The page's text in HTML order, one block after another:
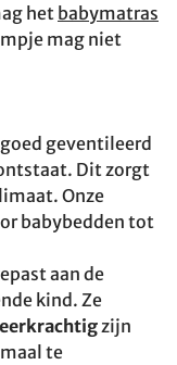
het babymatras
mag niet
geventileerd
Dit zorgt
Onze
babybedden tot
aan de
kind. Ze
zijn
te